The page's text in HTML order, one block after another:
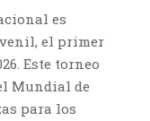
es
el primer
Este torneo
Mundial de
para los